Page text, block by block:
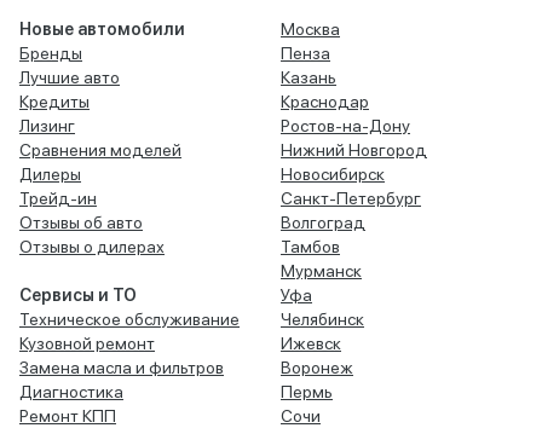
Новые автомобили
Бренды
Лучшие авто
Кредиты
Лизинг
Сравнения моделей
Дилеры
Трейд-ин
Отзывы об авто
Отзывы о дилерах
Сервисы и ТО
Техническое обслуживание
Кузовной ремонт
Замена масла и фильтров
Диагностика
Ремонт КПП
Москва
Пенза
Казань
Краснодар
Ростов-на-Дону
Нижний Новгород
Новосибирск
Санкт-Петербург
Волгоград
Тамбов
Мурманск
Уфа
Челябинск
Ижевск
Воронеж
Пермь
Сочи